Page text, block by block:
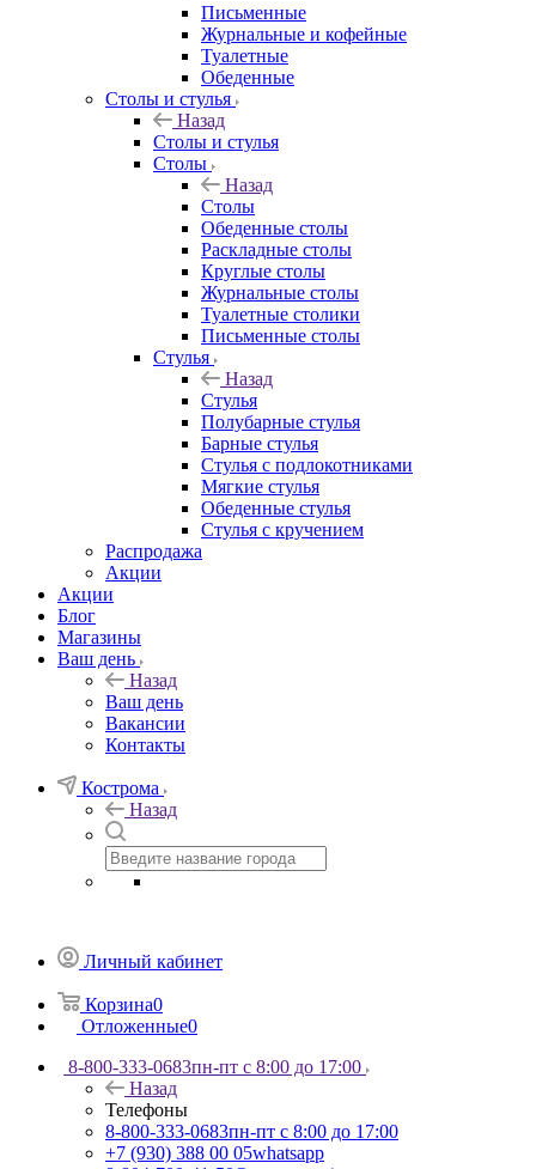
Письменные
Журнальные и кофейные
Туалетные
Обеденные
Столы и стулья
Назад
Столы и стулья
Столы
Назад
Столы
Обеденные столы
Раскладные столы
Круглые столы
Журнальные столы
Туалетные столики
Письменные столы
Стулья
Назад
Стулья
Полубарные стулья
Барные стулья
Стулья с подлокотниками
Мягкие стулья
Обеденные стулья
Стулья с кручением
Распродажа
Акции
Акции
Блог
Магазины
Ваш день
Назад
Ваш день
Вакансии
Контакты
Кострома
Назад
Личный кабинет
Корзина0
Отложенные0
8-800-333-0683пн-пт с 8:00 до 17:00
Назад
Телефоны
8-800-333-0683пн-пт с 8:00 до 17:00
+7 (930) 388 00 05whatsapp